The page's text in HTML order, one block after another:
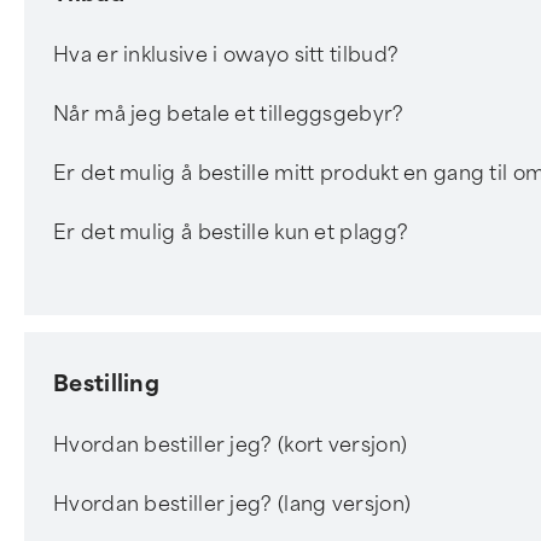
Hva er inklusive i owayo sitt tilbud?
Når må jeg betale et tilleggsgebyr?
Er det mulig å bestille mitt produkt en gang til
Er det mulig å bestille kun et plagg?
Bestilling
Hvordan bestiller jeg? (kort versjon)
Hvordan bestiller jeg? (lang versjon)